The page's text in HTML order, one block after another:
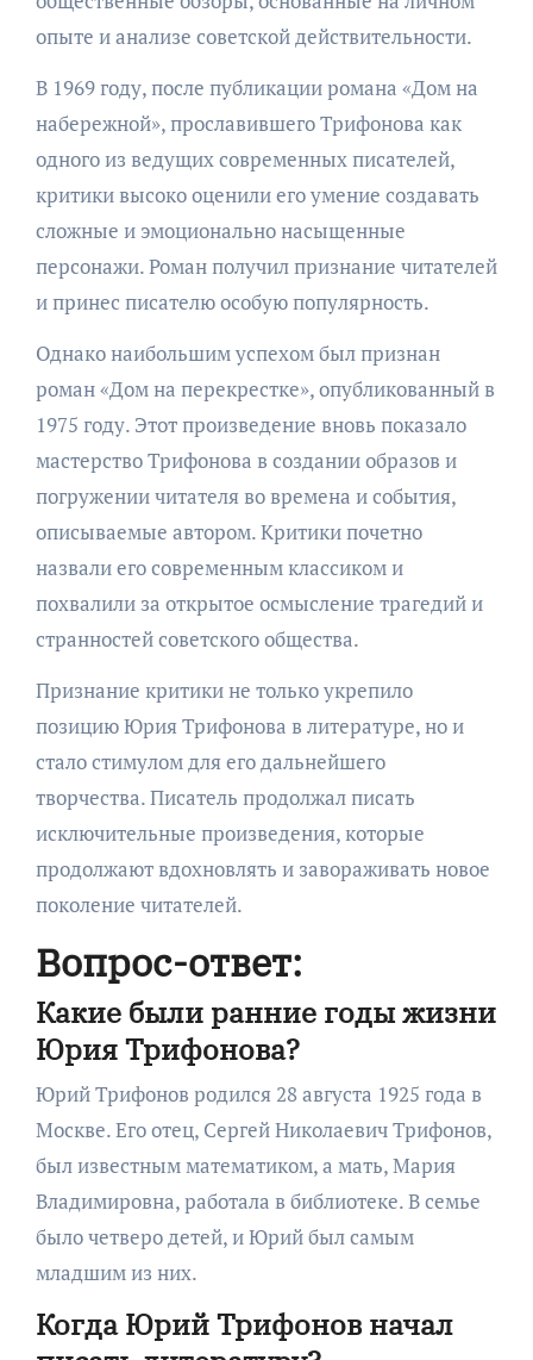
опыте и анализе советской действительности.
В 1969 году, после публикации романа «Дом на
набережной», прославившего Трифонова как
одного из ведущих современных писателей,
критики высоко оценили его умение создавать
сложные и эмоционально насыщенные
персонажи. Роман получил признание читателей
и принес писателю особую популярность.
Однако наибольшим успехом был признан
роман «Дом на перекрестке», опубликованный в
1975 году. Этот произведение вновь показало
мастерство Трифонова в создании образов и
погружении читателя во времена и события,
описываемые автором. Критики почетно
назвали его современным классиком и
похвалили за открытое осмысление трагедий и
странностей советского общества.
Признание критики не только укрепило
позицию Юрия Трифонова в литературе, но и
стало стимулом для его дальнейшего
творчества. Писатель продолжал писать
исключительные произведения, которые
продолжают вдохновлять и завораживать новое
поколение читателей.
Вопрос-ответ:
Какие были ранние годы жизни
Юрия Трифонова?
Юрий Трифонов родился 28 августа 1925 года в
Москве. Его отец, Сергей Николаевич Трифонов,
был известным математиком, а мать, Мария
Владимировна, работала в библиотеке. В семье
было четверо детей, и Юрий был самым
младшим из них.
Когда Юрий Трифонов начал